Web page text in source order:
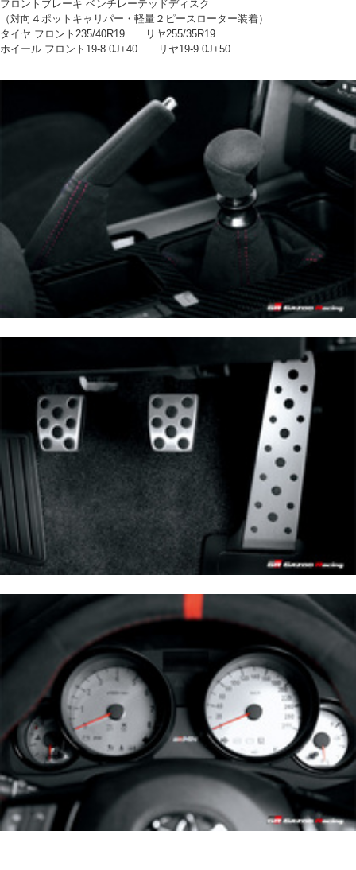
フロントブレーキ ベンチレーテッドディスク
（対向４ポットキャリパー・軽量２ピースローター装着）
タイヤ フロント235/40R19 リヤ255/35R19
ホイール フロント19-8.0J+40 リヤ19-9.0J+50